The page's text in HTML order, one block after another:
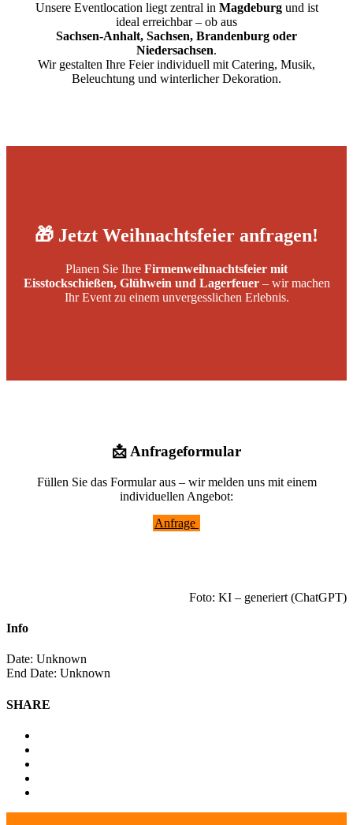
Unsere Eventlocation liegt zentral in Magdeburgund ist
ideal erreichbar – ob aus
Sachsen-Anhalt, Sachsen, Brandenburg oder
Niedersachsen.
Wir gestalten Ihre Feier individuell mit Catering, Musik,
Beleuchtung und winterlicher Dekoration.
🎁 Jetzt Weihnachtsfeier anfragen!
Planen Sie Ihre Firmenweihnachtsfeier mit
Eisstockschießen, Glühwein und Lagerfeuer– wir machen
Ihr Event zu einem unvergesslichen Erlebnis.
📩 Anfrageformular
Füllen Sie das Formular aus – wir melden uns mit einem
individuellen Angebot:
Anfrage
Foto: KI – generiert (ChatGPT)
Info
Date: Unknown
End Date: Unknown
SHARE